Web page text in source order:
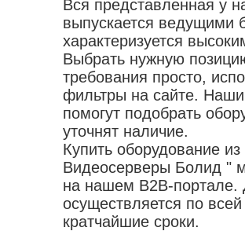
Вся представленная у
выпускается ведущими
характеризуется
Выбрать нужную
требования просто,
фильтры на сайте.
помогут подобрать
уточнят наличие.
Купить оборудование из
Видеосерверы Болид "
на нашем B2B-портале.
осуществляется по
кратчайшие сроки.